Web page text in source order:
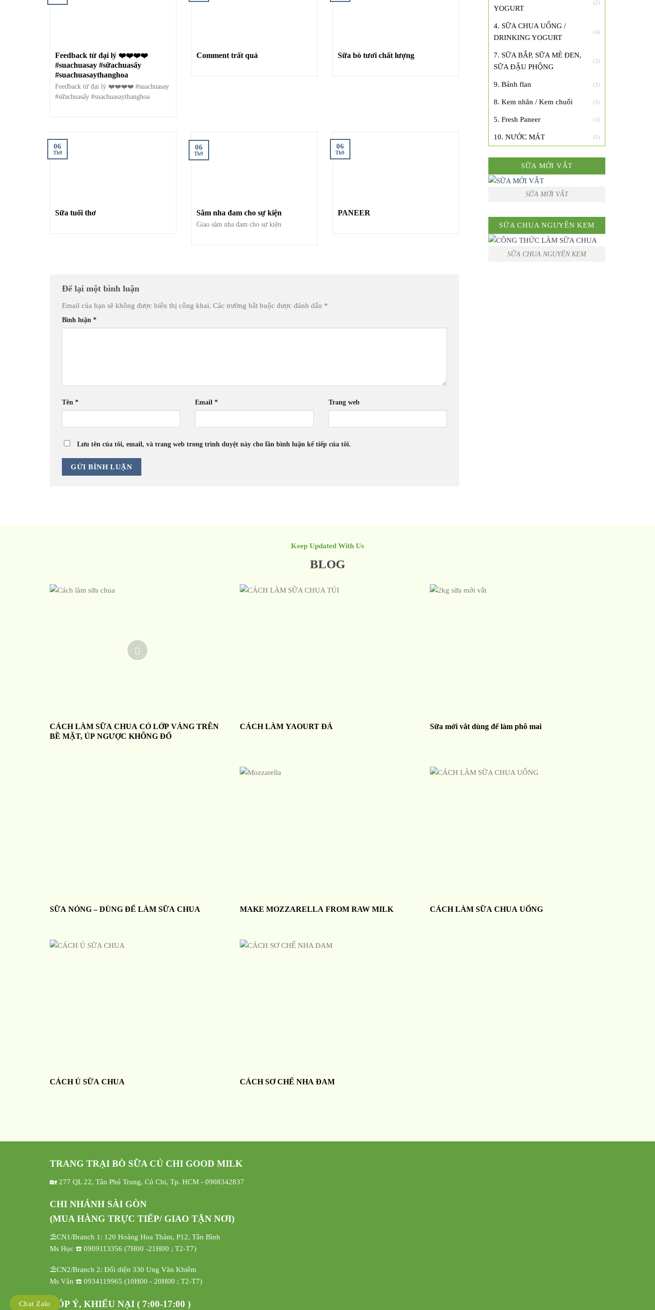
Feedback từ đại lý ❤️❤️❤️❤️
#suachuasay #sữachuasấy
#suachuasaythanghoa
Feedback từ đại lý ❤️❤️❤️❤️ #suachuasay
#sữachuasấy #suachuasaythanghoa
Comment trất quá Sữa bò tươi chất lượng
Sữa tuổi thơ
06
Th9
Sâm nha đam cho sự kiện
Giao sâm nha đam cho sự kiện
06
Th9
PANEER
06
Th9
Để lại một bình luận
Email của bạn sẽ không được hiển thị công khai. Các trường bắt buộc được đánh dấu *
Bình luận *
Tên * Email* Trang web
Lưu tên của tôi, email, và trang web trong trình duyệt này cho lần bình luận kế tiếp của tôi.
YOGURT
(2)
4. SỮA CHUA UỐNG /
DRINKING YOGURT
(4)
7. SỮA BẮP, SỮA MÈ ĐEN,
SỮA ĐẬU PHỘNG
(3)
9. Bánh flan (3)
8. Kem nhãn / Kem chuối (3)
5. Fresh Paneer (1)
10. NƯỚC MÁT (2)
SỮA MỚI VẮT
SỮA MỚI VẮT
SỮA CHUA NGUYÊN KEM
SỮA CHUA NGUYÊN KEM
Keep Updated With Us
BLOG
CÁCH LÀM SỮA CHUA CÓ LỚP VÁNG TRÊN
BỀ MẶT, ÚP NGƯỢC KHÔNG ĐỔ
CÁCH LÀM YAOURT ĐÁ Sữa mới vắt dùng để làm phô mai
SỮA NÓNG – DÙNG ĐỂ LÀM SỮA CHUA MAKE MOZZARELLA FROM RAW MILK CÁCH LÀM SỮA CHUA UỐNG
CÁCH Ủ SỮA CHUA CÁCH SƠ CHẾ NHA ĐAM
TRANG TRẠI BÒ SỮA CỦ CHI GOOD MILK
🏡 277 QL 22, Tân Phú Trung, Củ Chi, Tp. HCM - 0908342837
CHI NHÁNH SÀI GÒN
(MUA HÀNG TRỰC TIẾP/ GIAO TẬN NƠI)
⛱️CN1/Branch 1: 120 Hoàng Hoa Thám, P12, Tân Bình
Ms Học ☎️ 0909113356 (7H00 -21H00 ; T2-T7)
⛱️CN2/Branch 2: Đối diện 330 Ung Văn Khiêm
Ms Vân ☎️ 0934119965 (10H00 - 20H00 ; T2-T7)
GÓP Ý, KHIẾU NẠI ( 7:00-17:00 )
Chat Zalo